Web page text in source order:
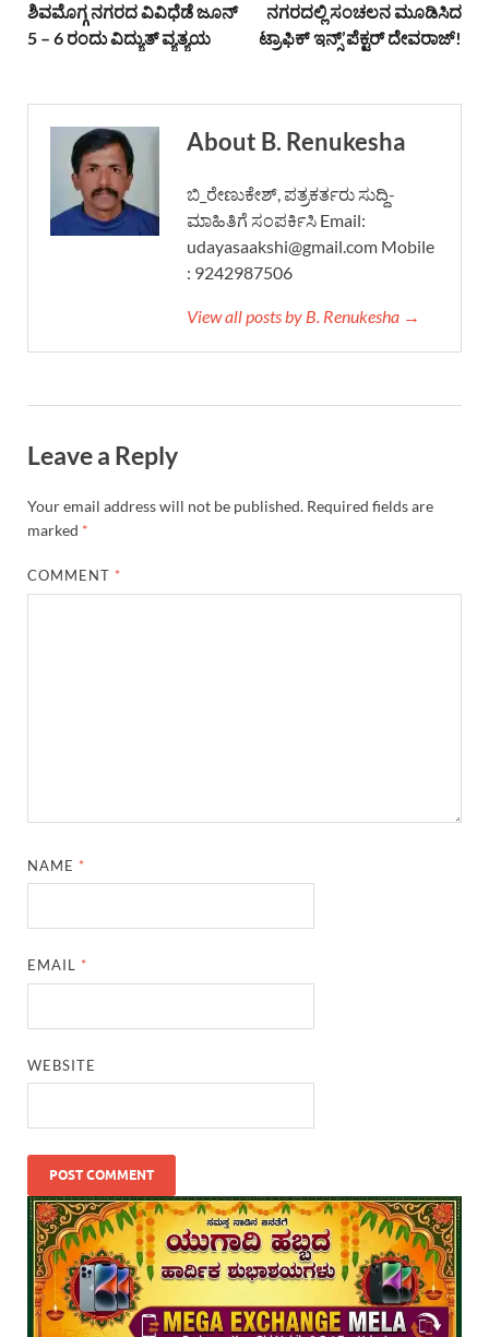
ಶಿವಮೊಗ್ಗ ನಗರದ ವಿವಿಧೆಡೆ ಜೂನ್
5 – 6 ರಂದು ವಿದ್ಯುತ್ ವ್ಯತ್ಯಯ
ನಗರದಲ್ಲಿ ಸಂಚಲನ ಮೂಡಿಸಿದ
ಟ್ರಾಫಿಕ್ ಇನ್ಸ್’ಪೆಕ್ಟರ್ ದೇವರಾಜ್!
About B. Renukesha
ಬಿ_ರೇಣುಕೇಶ್, ಪತ್ರಕರ್ತರು ಸುದ್ದಿ-
ಮಾಹಿತಿಗೆ ಸಂಪರ್ಕಿಸಿ Email:
udayasaakshi@gmail.com Mobile
: 9242987506
View all posts by B. Renukesha →
Leave a Reply
Your email address will not be published. Required fields are
marked *
COMMENT *
NAME *
EMAIL *
WEBSITE